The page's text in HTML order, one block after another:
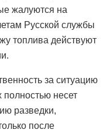
жалуются на
Русской службы
топлива действуют
за ситуацию
полностью несет
разведки,
после